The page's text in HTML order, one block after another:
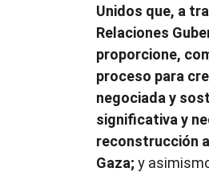
Unidos que, a
Relaciones
proporcione,
proceso para
negociada y
significativa y
reconstrucción
Gaza; y